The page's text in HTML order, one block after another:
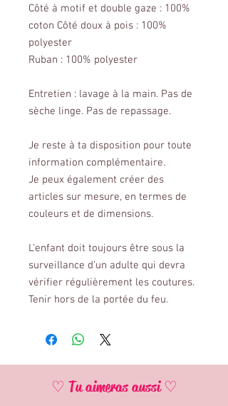
Côté à motif et double gaze : 100%
coton Côté doux à pois : 100%
polyester
Ruban : 100% polyester
Entretien : lavage à la main. Pas de
sèche linge. Pas de repassage.
Je reste à ta disposition pour toute
information complémentaire.
Je peux également créer des
articles sur mesure, en termes de
couleurs et de dimensions.
L'enfant doit toujours être sous la
surveillance d’un adulte qui devra
vérifier régulièrement les coutures.
Tenir hors de la portée du feu.
♡ Tu aimeras aussi ♡